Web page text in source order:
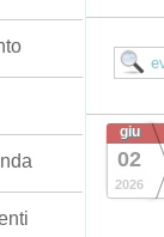
giu
02
2026